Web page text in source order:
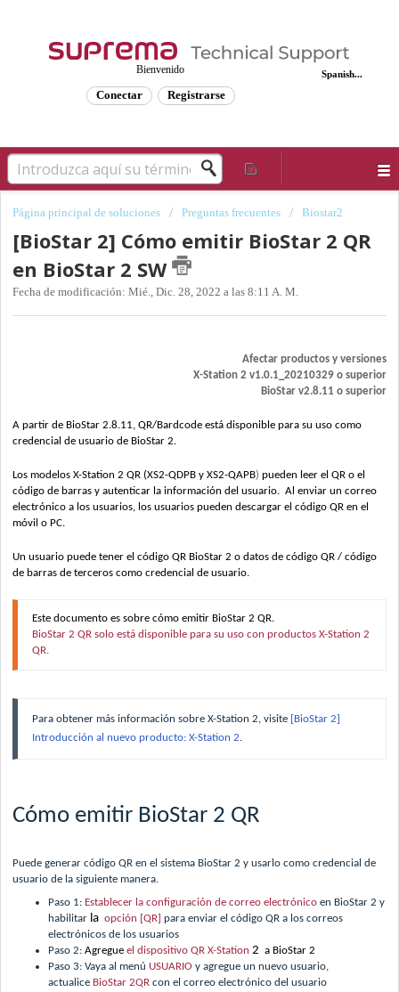
Spanish...
Bienvenido
Conectar Registrarse
Página principal de soluciones Preguntas frecuentes Biostar2
[BioStar 2] Cómo emitir BioStar 2 QR
en BioStar 2 SW
Fecha de modificación: Mié., Dic. 28, 2022 a las 8:11 A. M.
Afectar productos y versiones
X-Station 2 v1.0.1_20210329 o superior
BioStar v2.8.11 o superior
A partir de BioStar 2.8.11, QR/Bardcode está disponible para su uso como
credencial de usuario de BioStar 2.
Los modelos X-Station 2 QR (XS2-QDPB y XS2-QAPB) pueden leer el QR o el
código de barras y autenticar la información del usuario. Al enviar un correo
electrónico a los usuarios, los usuarios pueden descargar el código QR en el
móvil o PC.
Un usuario puede tener el código QR BioStar 2 o datos de código QR / código
de barras de terceros como credencial de usuario.
Este documento es sobre cómo emitir BioStar 2 QR.
BioStar 2 QR solo está disponible para su uso con productos X-Station 2
QR.
Para obtener más información sobre X-Station 2, visite
[BioStar 2]
Introducción al nuevo producto: X-Station 2.
Cómo emitir BioStar 2 QR
Puede generar código QR en el sistema BioStar 2 y usarlo como credencial de
usuario de la siguiente manera.
Paso 1: Establecer la configuración de correo electrónico en BioStar 2 y
habilitar la opción [QR] para enviar el código QR a los correos
electrónicos de los usuarios
Paso 2: Agregue el dispositivo QR X-Station 2 a BioStar 2
Paso 3: Vaya al menú USUARIO y agregue un nuevo usuario,
actualice BioStar 2QR con el correo electrónico del usuario